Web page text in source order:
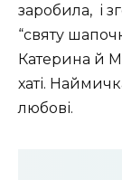
заробила, і
“святу
Катерина й
хаті.
любові.